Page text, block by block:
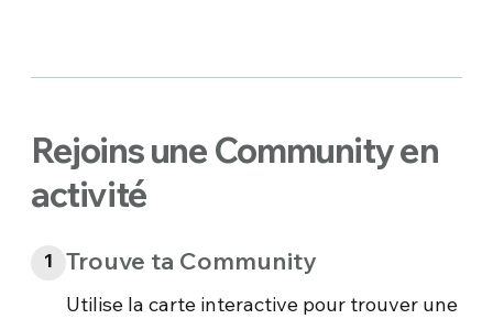
Rejoins une Community en
activité
1 Trouve ta Community
Utilise la carte interactive pour trouver une